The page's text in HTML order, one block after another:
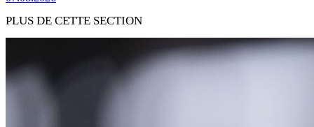
PLUS DE CETTE SECTION